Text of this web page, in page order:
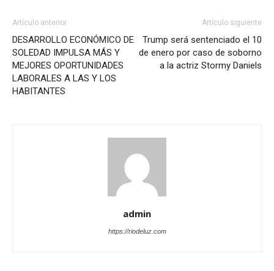
Artículo anterior
DESARROLLO ECONÓMICO DE
SOLEDAD IMPULSA MÁS Y
MEJORES OPORTUNIDADES
LABORALES A LAS Y LOS
HABITANTES
Artículo siguiente
Trump será sentenciado el 10
de enero por caso de soborno
a la actriz Stormy Daniels
admin
https://riodeluz.com